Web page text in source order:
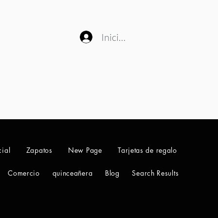
Iniciar sesión
Zapatos New Page Tarjetas de regalo
Comercio quinceañera Blog Search Results